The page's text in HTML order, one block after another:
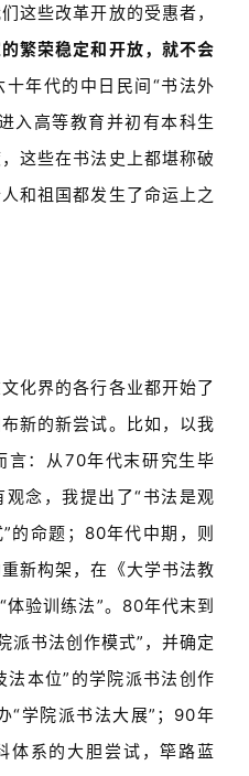
这些改革开放的受惠者，
繁荣稳定和开放，就不会
十年代的中日民间“书法外
入高等教育并初有本科生
这些在书法史上都堪称破
和祖国都发生了命运上之
化界的各行各业都开始了
新的新尝试。比如，以我
言：从70年代末研究生毕
念，我提出了“书法是观
的命题；80年代中期，则
新构架，在《大学书法教
体验训练法”。80年代末到
派书法创作模式”，并确定
法本位”的学院派书法创作
“学院派书法大展”；90年
体系的大胆尝试，筚路蓝